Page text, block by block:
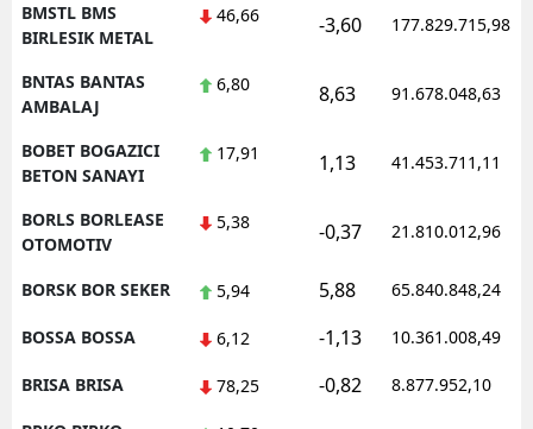
BMSTL BMS
BIRLESIK METAL
46,66 -3,60 177.829.715,98
BNTAS BANTAS
AMBALAJ
6,80 8,63 91.678.048,63
BOBET BOGAZICI
BETON SANAYI
17,91 1,13 41.453.711,11
BORLS BORLEASE
OTOMOTIV
5,38 -0,37 21.810.012,96
BORSK BOR SEKER 5,94 5,88 65.840.848,24
BOSSA BOSSA 6,12 -1,13 10.361.008,49
BRISA BRISA 78,25 -0,82 8.877.952,10